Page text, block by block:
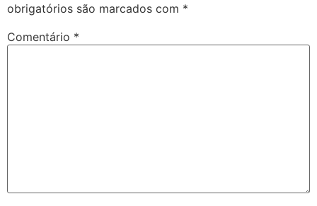
obrigatórios são marcados com *
Comentário *